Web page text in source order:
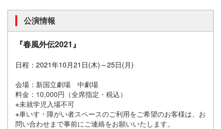
公演情報
『春風外伝2021』
日程：2021年10月21日(木)～25日(月)
会場：新国立劇場 中劇場
料金：10,000円（全席指定・税込）
※未就学児入場不可
※車いす・障がい者スペースのご利用をご希望のお客様は、お
問い合わせまで事前にご連絡をお願いいたします。